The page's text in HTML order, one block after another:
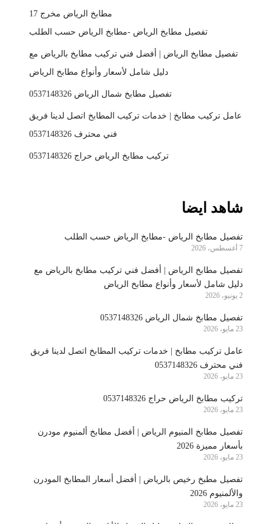
مطابخ الرياض مخرج 17
تفصيل مطابخ الرياض -مطابخ الرياض حسب الطلب
تفصيل مطابخ الرياض | أفضل فني تركيب مطابخ بالرياض مع
دليل شامل لأسعار وأنواع مطابخ الرياض
تفصيل مطابخ شمال الرياض 0537148326
عامل تركيب مطابخ | خدمات تركيب المطابخ اتصل لدينا فريق
فني محترف 0537148326
تركيب مطابخ الرياض حراج 0537148326
شاهد ايضا
تفصيل مطابخ الرياض -مطابخ الرياض حسب الطلب
7 أغسطس، 2026
تفصيل مطابخ الرياض | أفضل فني تركيب مطابخ بالرياض مع
دليل شامل لأسعار وأنواع مطابخ الرياض
2 يونيو، 2026
تفصيل مطابخ شمال الرياض 0537148326
23 مايو، 2026
عامل تركيب مطابخ | خدمات تركيب المطابخ اتصل لدينا فريق
فني محترف 0537148326
23 مايو، 2026
تركيب مطابخ الرياض حراج 0537148326
23 مايو، 2026
تفصيل مطابخ المنيوم الرياض | أفضل مطابخ ألمنيوم مودرن
بأسعار مميزة 2026
23 مايو، 2026
تفصيل مطبخ رخيص بالرياض | أفضل أسعار المطابخ المودرن
والألمنيوم 2026
23 مايو، 2026